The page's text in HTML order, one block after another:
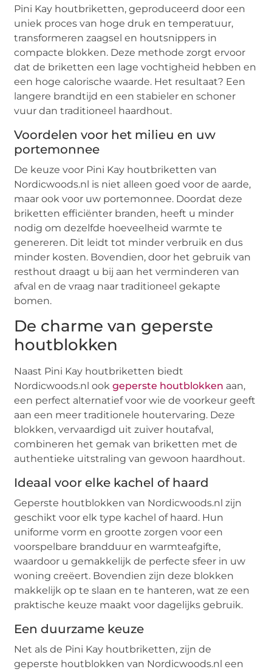
Pini Kay houtbriketten, geproduceerd door een
uniek proces van hoge druk en temperatuur,
transformeren zaagsel en houtsnippers in
compacte blokken. Deze methode zorgt ervoor
dat de briketten een lage vochtigheid hebben en
een hoge calorische waarde. Het resultaat? Een
langere brandtijd en een stabieler en schoner
vuur dan traditioneel haardhout.
Voordelen voor het milieu en uw
portemonnee
De keuze voor Pini Kay houtbriketten van
Nordicwoods.nl is niet alleen goed voor de aarde,
maar ook voor uw portemonnee. Doordat deze
briketten efficiënter branden, heeft u minder
nodig om dezelfde hoeveelheid warmte te
genereren. Dit leidt tot minder verbruik en dus
minder kosten. Bovendien, door het gebruik van
resthout draagt u bij aan het verminderen van
afval en de vraag naar traditioneel gekapte
bomen.
De charme van geperste
houtblokken
Naast Pini Kay houtbriketten biedt
Nordicwoods.nl ookgeperste houtblokken aan,
een perfect alternatief voor wie de voorkeur geeft
aan een meer traditionele houtervaring. Deze
blokken, vervaardigd uit zuiver houtafval,
combineren het gemak van briketten met de
authentieke uitstraling van gewoon haardhout.
Ideaal voor elke kachel of haard
Geperste houtblokken van Nordicwoods.nl zijn
geschikt voor elk type kachel of haard. Hun
uniforme vorm en grootte zorgen voor een
voorspelbare brandduur en warmteafgifte,
waardoor u gemakkelijk de perfecte sfeer in uw
woning creëert. Bovendien zijn deze blokken
makkelijk op te slaan en te hanteren, wat ze een
praktische keuze maakt voor dagelijks gebruik.
Een duurzame keuze
Net als de Pini Kay houtbriketten, zijn de
geperste houtblokken van Nordicwoods.nl een